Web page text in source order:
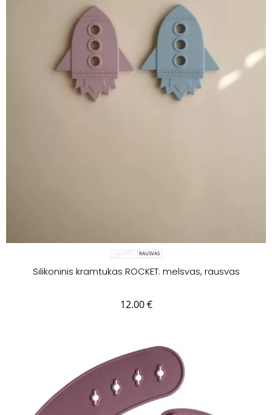
MELSVAS RAUSVAS
Silikoninis kramtukas ROCKET: melsvas, rausvas
12.00€